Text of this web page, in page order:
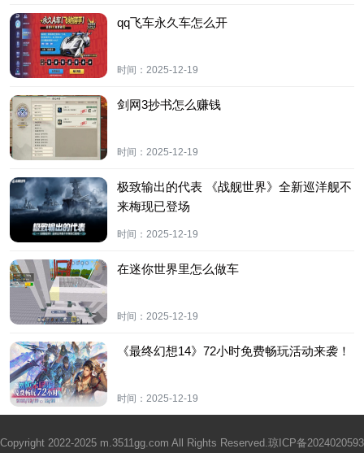
qq飞车永久车怎么开
时间： 2025-12-19
剑网3抄书怎么赚钱
时间： 2025-12-19
极致输出的代表 《战舰世界》全新巡洋舰不
来梅现已登场
时间： 2025-12-19
在迷你世界里怎么做车
时间： 2025-12-19
《最终幻想14》72小时免费畅玩活动来袭！
时间： 2025-12-19
Copyright 2022-2025 m.3511gg.com All Rights Reserved.琼ICP备2024020593